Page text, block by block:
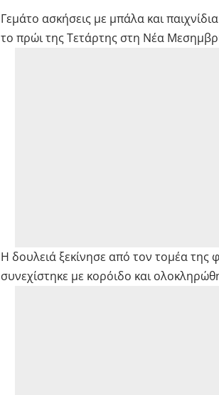
Γεμάτο ασκήσεις με μπάλα και
το πρώι της Τετάρτης στη Νέα
Η δουλειά ξεκίνησε από τον τομέα της
συνεχίστηκε με κορόιδο και